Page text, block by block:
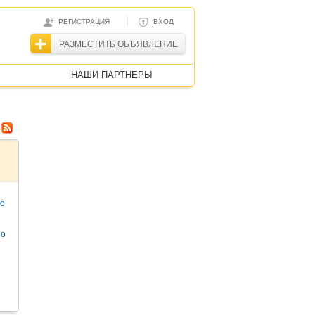
РЕГИСТРАЦИЯ | ВХОД
РАЗМЕСТИТЬ ОБЪЯВЛЕНИЕ
НАШИ ПАРТНЕРЫ